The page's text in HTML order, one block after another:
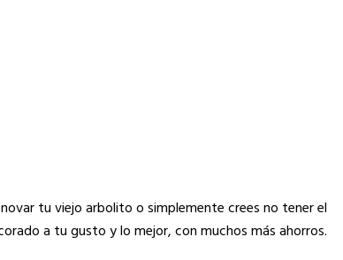
tu viejo arbolito o simplemente crees no tener el
a tu gusto y lo mejor, con muchos más ahorros.